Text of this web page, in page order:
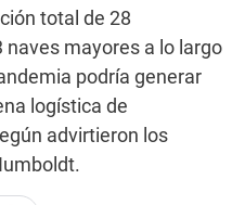
total de 28
mayores a lo largo
podría generar
logística de
advirtieron los